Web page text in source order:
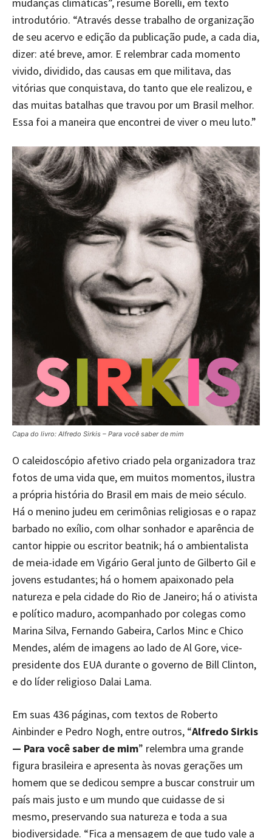
mudanças climáticas”, resume Borelli, em texto
introdutório. “Através desse trabalho de organização
de seu acervo e edição da publicação pude, a cada dia,
dizer: até breve, amor. E relembrar cada momento
vivido, dividido, das causas em que militava, das
vitórias que conquistava, do tanto que ele realizou, e
das muitas batalhas que travou por um Brasil melhor.
Essa foi a maneira que encontrei de viver o meu luto.”
Capa do livro: Alfredo Sirkis – Para você saber de mim
O caleidoscópio afetivo criado pela organizadora traz
fotos de uma vida que, em muitos momentos, ilustra
a própria história do Brasil em mais de meio século.
Há o menino judeu em cerimônias religiosas e o rapaz
barbado no exílio, com olhar sonhador e aparência de
cantor hippie ou escritor beatnik; há o ambientalista
de meia-idade em Vigário Geral junto de Gilberto Gil e
jovens estudantes; há o homem apaixonado pela
natureza e pela cidade do Rio de Janeiro; há o ativista
e político maduro, acompanhado por colegas como
Marina Silva, Fernando Gabeira, Carlos Minc e Chico
Mendes, além de imagens ao lado de Al Gore, vice-
presidente dos EUA durante o governo de Bill Clinton,
e do líder religioso Dalai Lama.
Em suas 436 páginas, com textos de Roberto
Ainbinder e Pedro Nogh, entre outros, “Alfredo Sirkis
— Para você saber de mim” relembra uma grande
figura brasileira e apresenta às novas gerações um
homem que se dedicou sempre a buscar construir um
país mais justo e um mundo que cuidasse de si
mesmo, preservando sua natureza e toda a sua
biodiversidade. “Fica a mensagem de que tudo vale a